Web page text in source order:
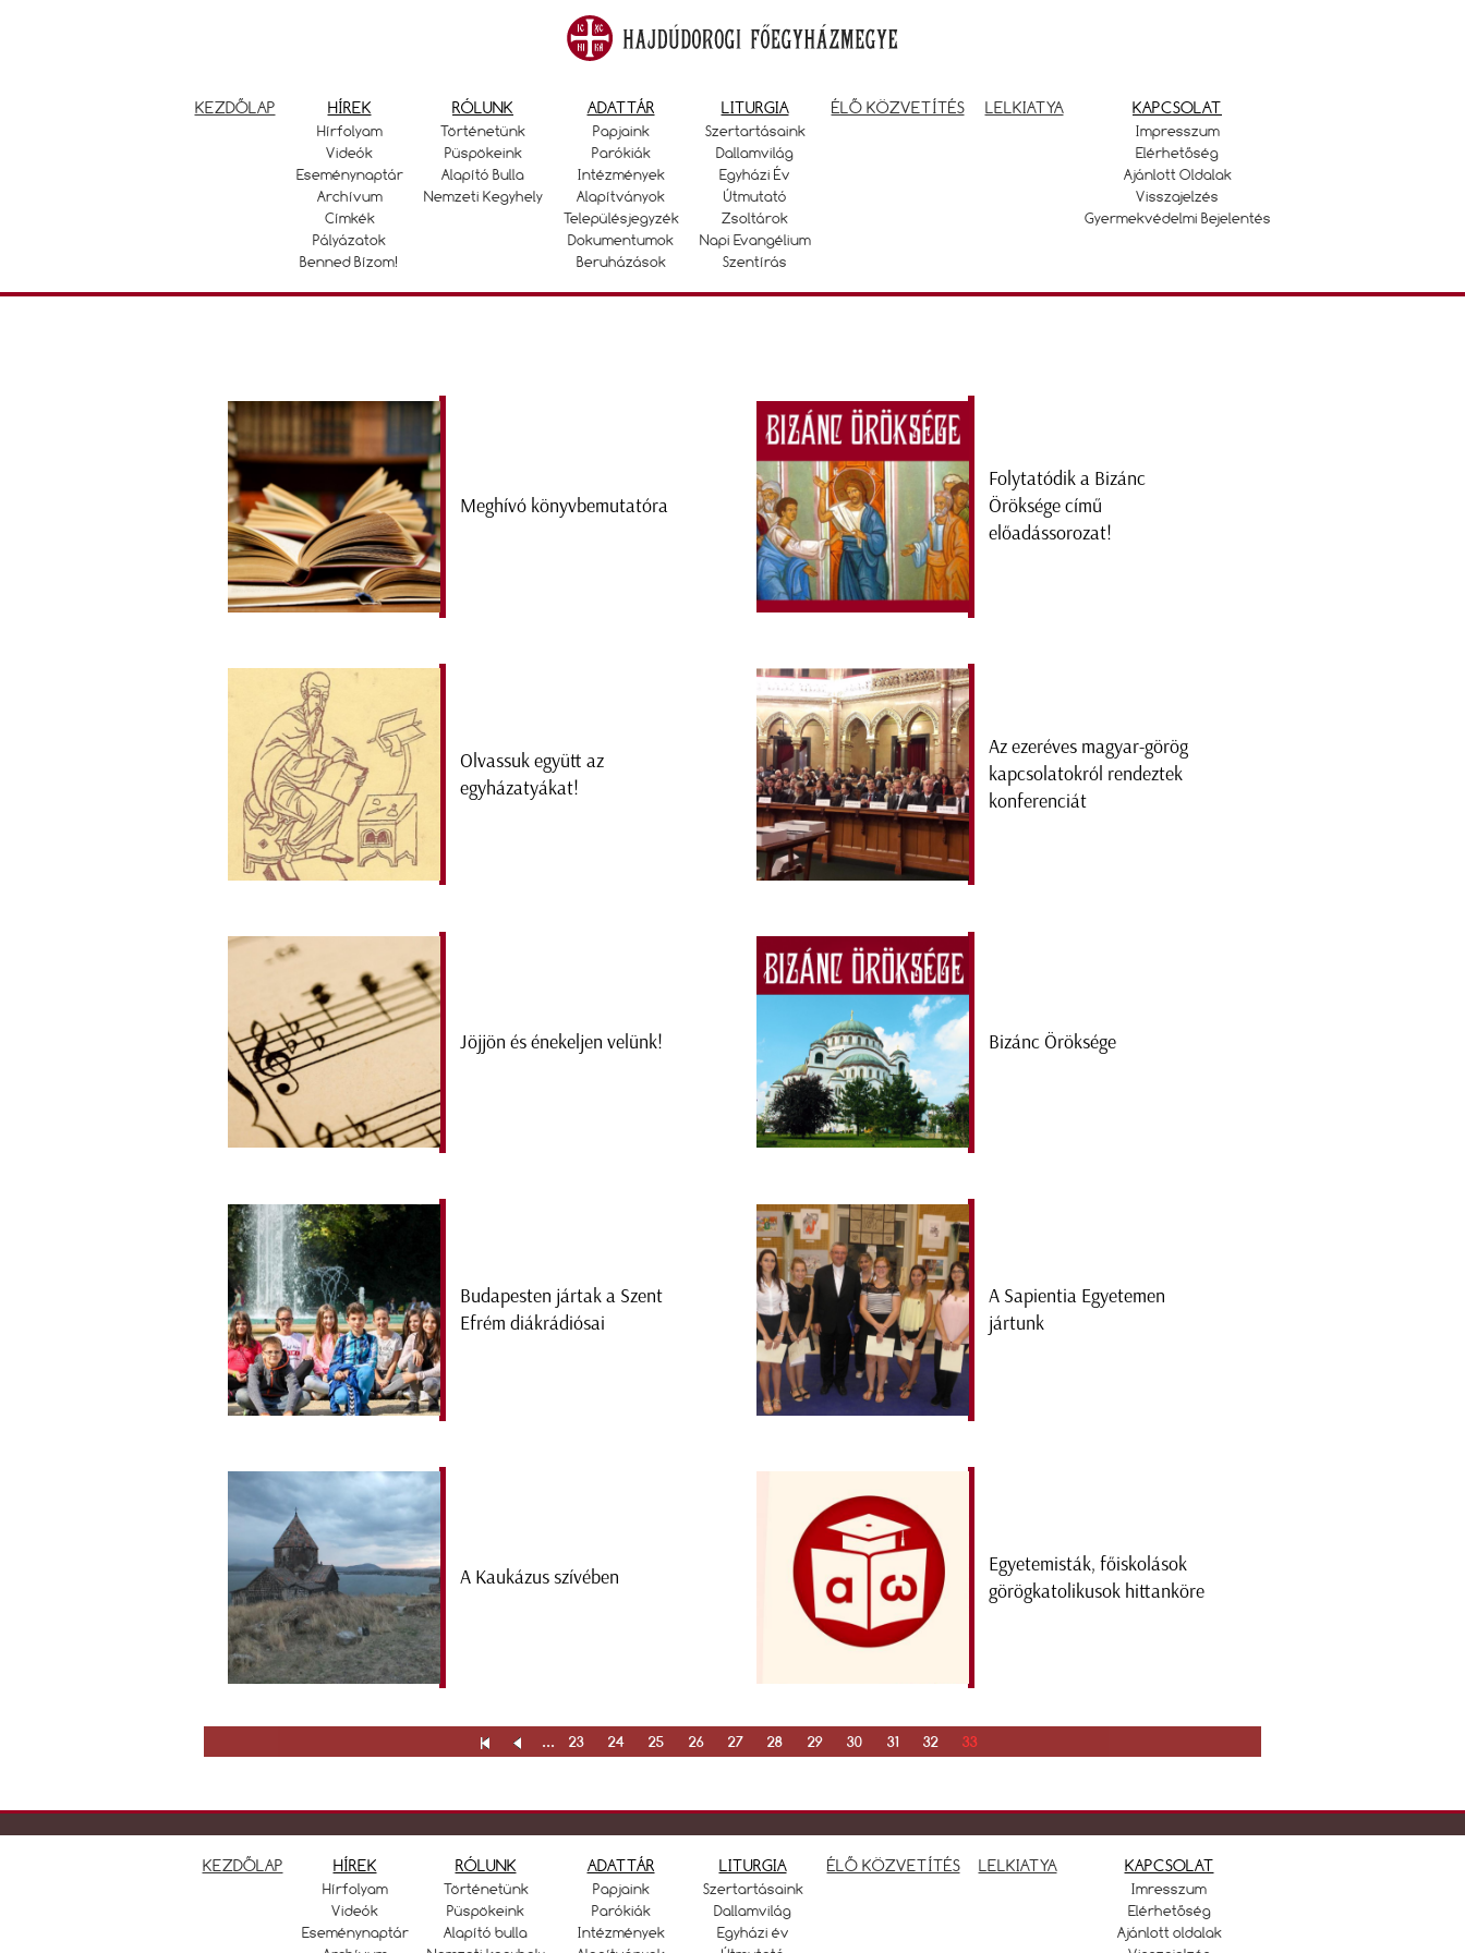
KEZDŐLAP HÍREK
Hírfolyam
Videók
Eseménynaptár
Archívum
Címkék
Pályázatok
Benned Bízom!
RÓLUNK
Történetünk
Püspökeink
Alapító Bulla
Nemzeti Kegyhely
ADATTÁR
Papjaink
Parókiák
Intézmények
Alapítványok
Településjegyzék
Dokumentumok
Beruházások
LITURGIA
Szertartásaink
Dallamvilág
Egyházi Év
Útmutató
Zsoltárok
Napi Evangélium
Szentírás
ÉLŐ KÖZVETÍTÉS LELKIATYA KAPCSOLAT
Impresszum
Elérhetőség
Ajánlott Oldalak
Visszajelzés
Gyermekvédelmi Bejelentés
Meghívó könyvbemutatóra
Folytatódik a Bizánc
Öröksége című
előadássorozat!
Olvassuk együtt az
egyházatyákat!
Az ezeréves magyar-görög
kapcsolatokról rendeztek
konferenciát
Jöjjön és énekeljen velünk! Bizánc Öröksége
Budapesten jártak a Szent
Efrém diákrádiósai
A Sapientia Egyetemen
jártunk
A Kaukázus szívében
Egyetemisták, főiskolások
görögkatolikusok hittanköre
... 23 24 25 26 27 28 29 30 31 32 33
KEZDŐLAP HÍREK
Hírfolyam
Videók
Eseménynaptár
RÓLUNK
Történetünk
Püspökeink
Alapító bulla
ADATTÁR
Papjaink
Parókiák
Intézmények
LITURGIA
Szertartásaink
Dallamvilág
Egyházi év
ÉLŐ KÖZVETÍTÉS LELKIATYA KAPCSOLAT
Imresszum
Elérhetőség
Ajánlott oldalak